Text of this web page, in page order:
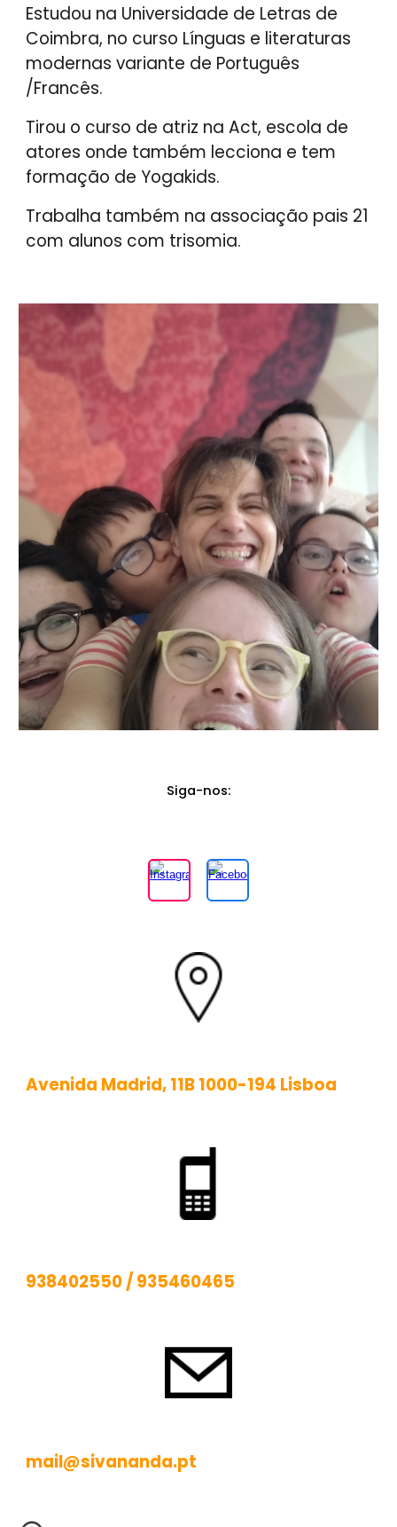
Estudou na Universidade de Letras de
Coimbra, no curso Línguas e literaturas
modernas variante de Português
/Francês.
Tirou o curso de atriz na Act, escola de
atores onde também lecciona e tem
formação de Yogakids.
Trabalha também na associação pais 21
com alunos com trisomia.
Siga-nos:
Avenida Madrid, 11B 1000-194 Lisboa
938402550/935460465
mail@sivananda.pt